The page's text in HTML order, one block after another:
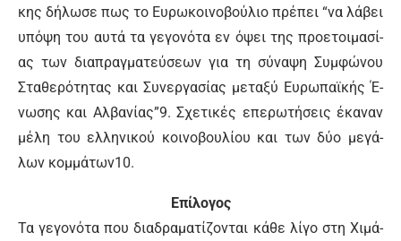
κης δή­λω­σε πως το Ευ­ρω­κοι­νο­βού­λιο πρέ­πει “να λά­βει
υ­πό­ψη του αυ­τά τα γε­γο­νό­τα εν ό­ψει της προ­ε­τοι­μα­σί­
ας των δια­πραγ­μα­τεύ­σε­ων για τη σύ­να­ψη Συμ­φώ­νου
Στα­θε­ρό­τη­τας και Συ­νερ­γα­σί­ας με­τα­ξύ Ευ­ρω­πα­ϊ­κής Έ­
νω­σης και Αλ­βα­νί­ας”9. Σχε­τι­κές ε­πε­ρω­τή­σεις έ­κα­ναν
μέ­λη του ελ­λη­νι­κού κοι­νο­βου­λί­ου και των δύ­ο με­γά­
λων κομ­μά­των10.
Ε­πί­λο­γος
Τα γε­γο­νό­τα που δια­δρα­μα­τί­ζο­νται κά­θε λί­γο στη Χι­μά­